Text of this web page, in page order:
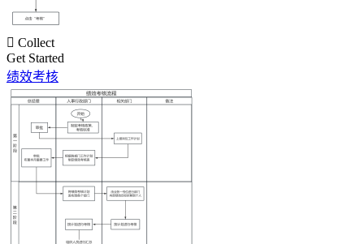
 Collect
Get Started
绩效考核